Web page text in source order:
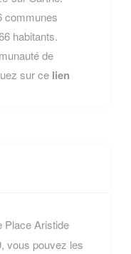
communes
habitants.
de
sur ce lien
Place Aristide
vous pouvez les